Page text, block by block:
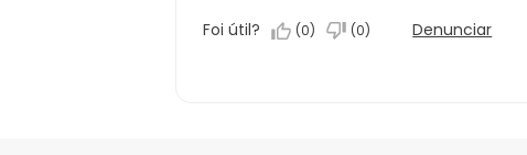
Foi útil? (0) (0) Denunciar